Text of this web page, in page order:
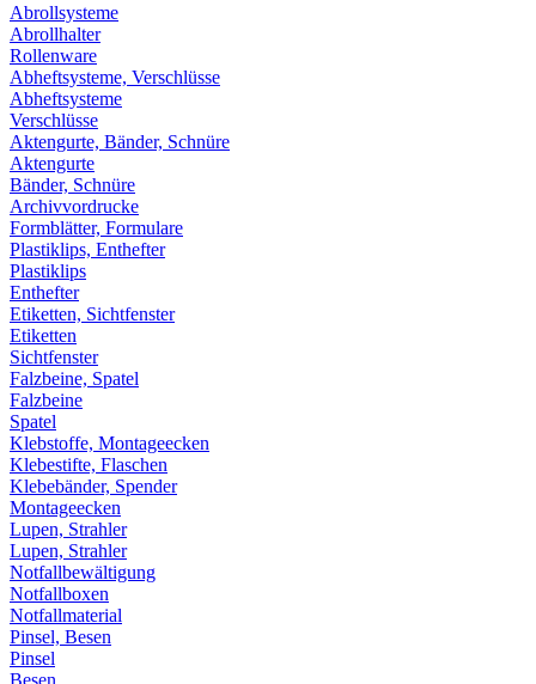
Abrollsysteme
Abrollhalter
Rollenware
Abheftsysteme, Verschlüsse
Abheftsysteme
Verschlüsse
Aktengurte, Bänder, Schnüre
Aktengurte
Bänder, Schnüre
Archivvordrucke
Formblätter, Formulare
Plastiklips, Enthefter
Plastiklips
Enthefter
Etiketten, Sichtfenster
Etiketten
Sichtfenster
Falzbeine, Spatel
Falzbeine
Spatel
Klebstoffe, Montageecken
Klebestifte, Flaschen
Klebebänder, Spender
Montageecken
Lupen, Strahler
Lupen, Strahler
Notfallbewältigung
Notfallboxen
Notfallmaterial
Pinsel, Besen
Pinsel
Besen